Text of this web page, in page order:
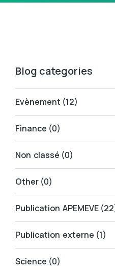
Blog categories
Evènement (12)
Finance (0)
Non classé (0)
Other (0)
Publication APEMEVE
Publication externe (1)
Science (0)